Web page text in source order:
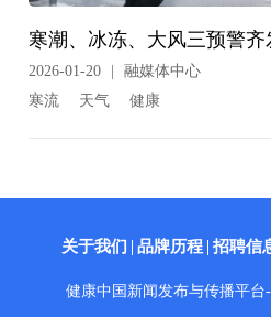
寒潮、冰冻、大风三预警
2026-01-20
融媒体中心
寒流
天气 健康
关于我们 品牌历程 招聘信
健康中国新闻发布与传播平